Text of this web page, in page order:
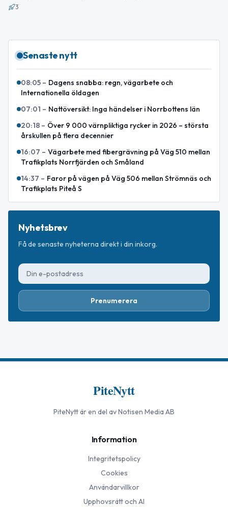
3
Senaste nytt
08:05 – Dagens snabba: regn, vägarbete och
Internationella öldagen
07:01 – Nattöversikt: Inga händelser i Norrbottens län
20:18 – Över 9 000 värnpliktiga rycker in 2026 – största
årskullen på flera decennier
16:07 – Vägarbete med fibergrävning på Väg 510 mellan
Trafikplats Norrfjärden och Småland
14:37 – Faror på vägen på Väg 506 mellan Strömnäs och
Trafikplats Piteå S
Nyhetsbrev
Få de senaste nyheterna direkt i din inkorg.
Prenumerera
PiteNytt
PiteNyttär en del av Notisen Media AB
Information
Integritetspolicy
Cookies
Användarvillkor
Upphovsrätt och AI